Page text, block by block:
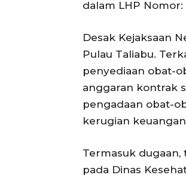
dalam LHP Nomor:
Desak Kejaksaan
Pulau Taliabu.
penyediaan obat-
anggaran kontrak
pengadaan obat-
kerugian
Termasuk
pada Dinas